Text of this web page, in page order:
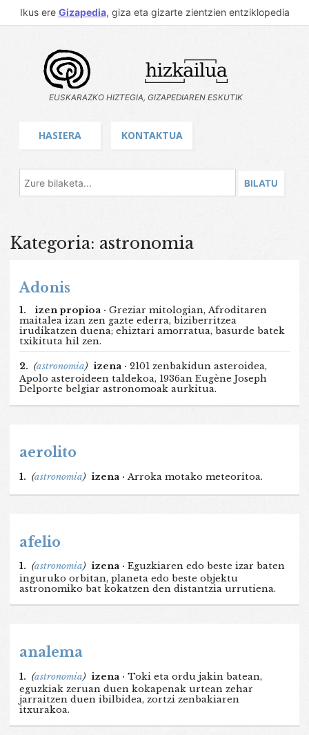
Ikus ere Gizapedia, giza eta gizarte zientzien entziklopedia
EUSKARAZKO HIZTEGIA, GIZAPEDIAREN ESKUTIK
HASIERA KONTAKTUA
Kategoria: astronomia
Adonis
1. izen propioa · Greziar mitologian, Afroditaren
maitalea izan zen gazte ederra, biziberritzea
irudikatzen duena; ehiztari amorratua, basurde batek
txikituta hil zen.
2. (astronomia) izena · 2101 zenbakidun asteroidea,
Apolo asteroideen taldekoa, 1936an Eugène Joseph
Delporte belgiar astronomoak aurkitua.
aerolito
1. (astronomia) izena · Arroka motako meteoritoa.
afelio
1. (astronomia) izena · Eguzkiaren edo beste izar baten
inguruko orbitan, planeta edo beste objektu
astronomiko bat kokatzen den distantzia urrutiena.
analema
1. (astronomia) izena · Toki eta ordu jakin batean,
eguzkiak zeruan duen kokapenak urtean zehar
jarraitzen duen ibilbidea, zortzi zenbakiaren
itxurakoa.